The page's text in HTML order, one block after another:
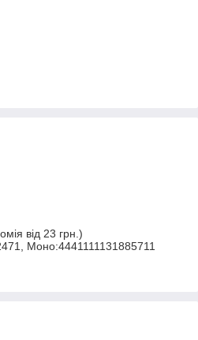
від 23 грн.)
Моно:4441111131885711